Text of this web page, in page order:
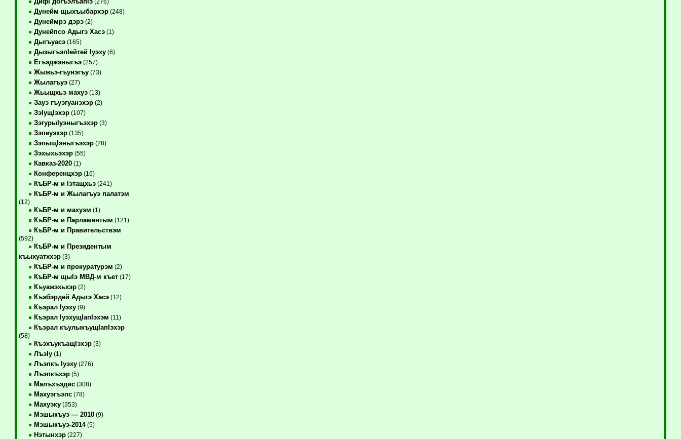
(276)
Дунейм щыхъыбархэр(248)
Дунеймрэ дэрэ(2)
Дунейпсо Адыгэ Хасэ(1)
Дыгъуасэ(165)
ДызыгъэпIейтей Iуэху(6)
Егъэджэныгъэ(257)
Жыжьэ-гъунэгъу(73)
Жылагъуэ(27)
Жьыщхьэ махуэ(13)
Зауэ гъуэгуанэхэр(2)
ЗэIущIэхэр(107)
ЗэгурыIуэныгъэхэр(3)
Зэпеуэхэр(135)
ЗэпыщIэныгъэхэр(28)
Зэхыхьэхэр(55)
Кавказ-2020(1)
Конференцхэр(16)
КъБР-м и Iэтащхьэ(241)
КъБР-м и Жылагъуэ палатэм
(12)
КъБР-м и махуэм (1)
КъБР-м и Парламентым (121)
КъБР-м и Правительствэм
(592)
КъБР-м и Президентым
къыхуатххэр(3)
КъБР-м и прокуратурэм (2)
КъБР-м щыIэ МВД-м къет(17)
Къуажэхьхэр(2)
Къэбэрдей Адыгэ Хасэ(12)
Къэрал Iуэху(9)
Къэрал IуэхущIапIэхэм (11)
Къэрал къулыкъущIапIэхэр
(58)
КъэхъукъащIэхэр(3)
ЛъэIу(1)
Лъэпкъ Iуэху(276)
Лъэпкъхэр(5)
Малъхъэдис(308)
Махуэгъэпс(78)
Махуэку(353)
Мэшыкъуэ — 2010(9)
Мэшыкъуэ-2014(5)
Нэтынхэр(227)